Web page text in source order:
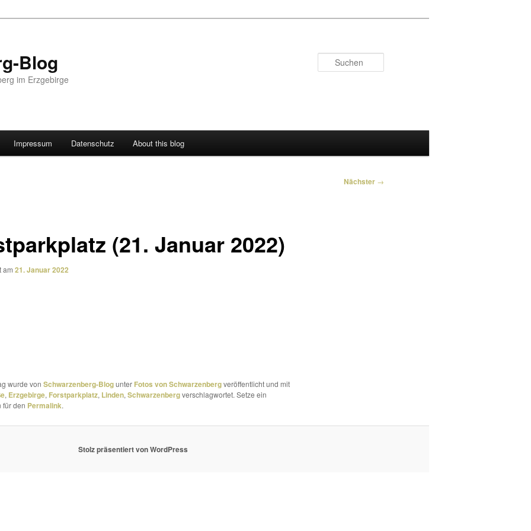
Blog
im Erzgebirge
Impressum Datenschutz About this blog
Nächster →
(21. Januar 2022)
am 21. Januar 2022
wurde von Schwarzenberg-Blogunter Fotos von Schwarzenbergveröffentlicht und mit
, Erzgebirge, Forstparkplatz, Linden, Schwarzenbergverschlagwortet. Setze ein
für den Permalink.
Stolz präsentiert von WordPress